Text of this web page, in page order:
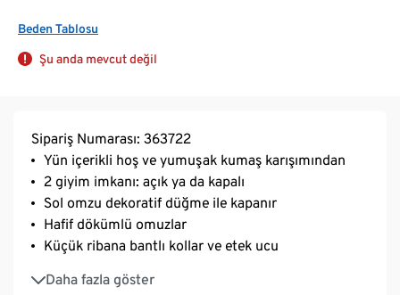
Beden Tablosu
Şu anda mevcut değil
Sipariş Numarası: 363722
Yün içerikli hoş ve yumuşak kumaş karışımından
2 giyim imkanı: açık ya da kapalı
Sol omzu dekoratif düğme ile kapanır
Hafif dökümlü omuzlar
Küçük ribana bantlı kollar ve etek ucu
Daha fazla göster
2 adet yan cep